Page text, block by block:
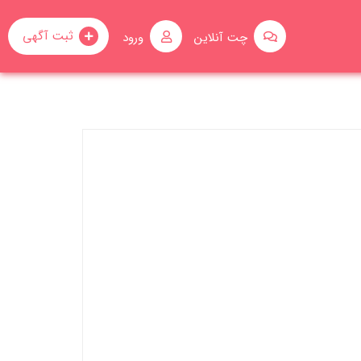
ثبت آگهی ورود چت آنلاین